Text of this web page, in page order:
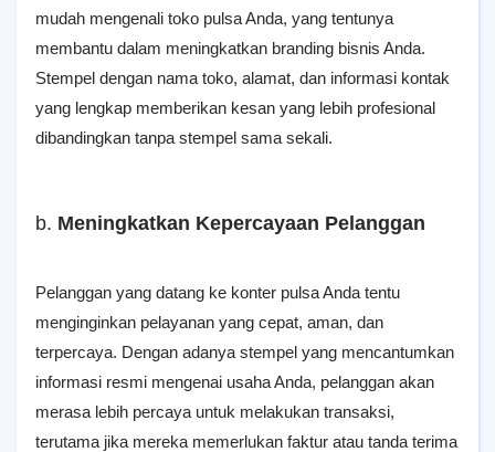
mudah mengenali toko pulsa Anda, yang tentunya
membantu dalam meningkatkan branding bisnis Anda.
Stempel dengan nama toko, alamat, dan informasi kontak
yang lengkap memberikan kesan yang lebih profesional
dibandingkan tanpa stempel sama sekali.
b. Meningkatkan Kepercayaan Pelanggan
Pelanggan yang datang ke konter pulsa Anda tentu
menginginkan pelayanan yang cepat, aman, dan
terpercaya. Dengan adanya stempel yang mencantumkan
informasi resmi mengenai usaha Anda, pelanggan akan
merasa lebih percaya untuk melakukan transaksi,
terutama jika mereka memerlukan faktur atau tanda terima